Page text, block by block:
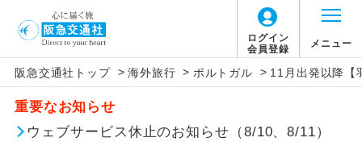
ログイン
会員登録
メニュー
阪急交通社トップ > 海外旅行 > ポルトガル > 11月出発以降【
重要なお知らせ
ウェブサービス休止のお知らせ（8/10、8/11）
旅行代金に燃油サーチャージは含まれており
ません。別途お支払いが必要となります。
目安：137,360円（2026/07/31現在）
旅行代金に、以下の料金は含まれておりませ
ん。別途お支払が必要となります。
このツアーは以下の出発地から追加代金でご参
加いただけます。
※リクエスト受付の場合、ご手配の可否は後日回答さ
アイコン 説明
添乗員同行
往路出発空港（駅）から復路到着空港
（駅）まで同行します。